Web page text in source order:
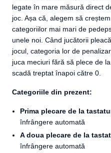
legate în mare măsură direct
joc. Așa că, alegem să
categoriilor mai mari de
unele noi. Când jucătorii
jocul, categoria lor de
juca meciuri fără să plece de
scadă treptat înapoi către 0.
Categoriile din prezent:
Prima plecare de la
înfrângere automată
A doua plecare de la
înfrângere automată